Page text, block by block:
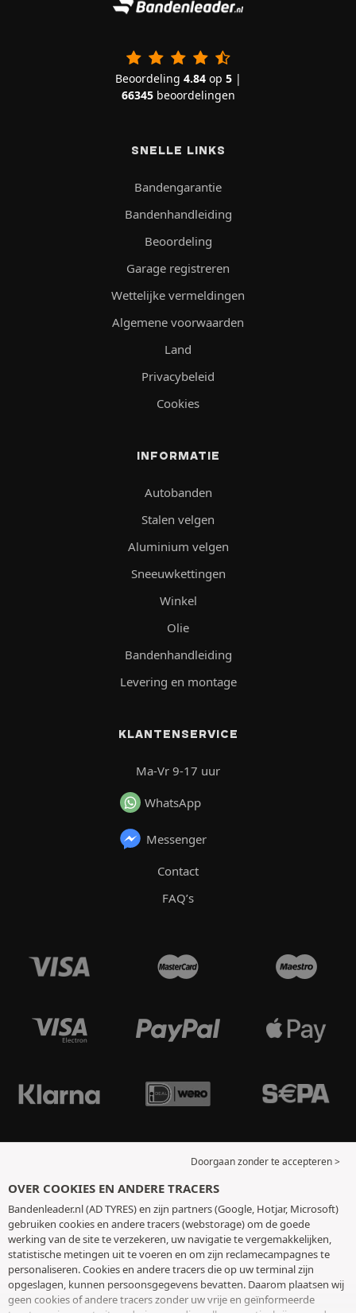
Beoordeling 4.84op 5|
66345beoordelingen
SNELLE LINKS
Bandengarantie
Bandenhandleiding
Beoordeling
Garage registreren
Wettelijke vermeldingen
Algemene voorwaarden
Land
Privacybeleid
Cookies
INFORMATIE
Autobanden
Stalen velgen
Aluminium velgen
Sneeuwkettingen
Winkel
Olie
Bandenhandleiding
Levering en montage
KLANTENSERVICE
Ma-Vr 9-17 uur
WhatsApp
Messenger
Contact
FAQ’s
Doorgaan zonder te accepteren >
OVER COOKIES EN ANDERE TRACERS
Bandenleader.nl (AD TYRES) en zijn partners (Google, Hotjar, Microsoft)
gebruiken cookies en andere tracers (webstorage) om de goede
werking van de site te verzekeren, uw navigatie te vergemakkelijken,
statistische metingen uit te voeren en om zijn reclamecampagnes te
personaliseren. Cookies en andere tracers die op uw terminal zijn
opgeslagen, kunnen persoonsgegevens bevatten. Daarom plaatsen wij
geen cookies of andere tracers zonder uw vrije en geïnformeerde